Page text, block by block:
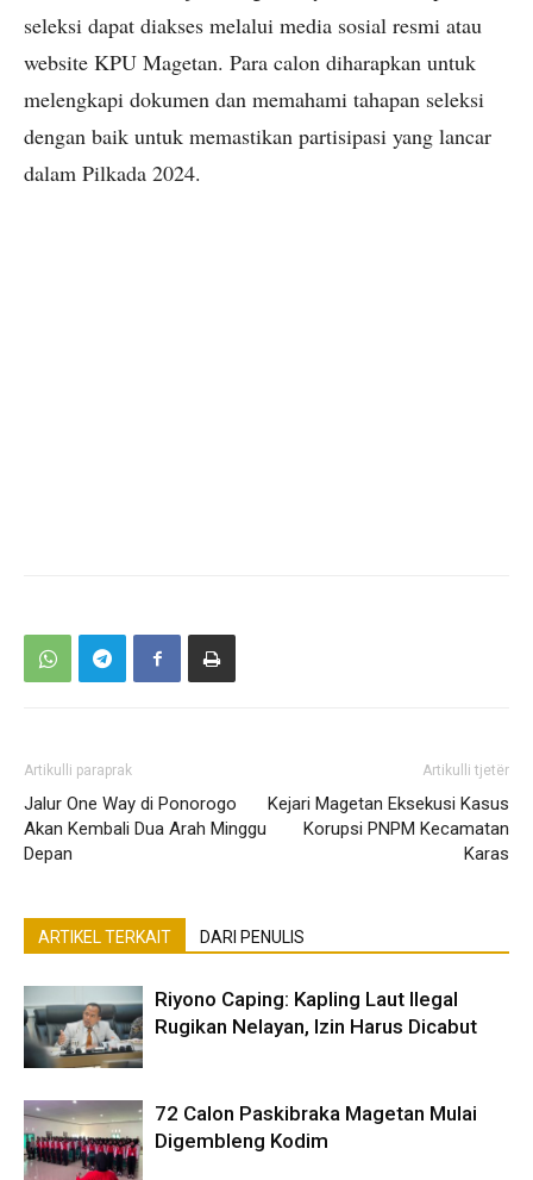
seleksi dapat diakses melalui media sosial resmi atau
website KPU Magetan. Para calon diharapkan untuk
melengkapi dokumen dan memahami tahapan seleksi
dengan baik untuk memastikan partisipasi yang lancar
dalam Pilkada 2024.
Artikulli paraprak
Jalur One Way di Ponorogo
Akan Kembali Dua Arah Minggu
Depan
Artikulli tjetër
Kejari Magetan Eksekusi Kasus
Korupsi PNPM Kecamatan
Karas
ARTIKEL TERKAIT DARI PENULIS
Riyono Caping: Kapling Laut Ilegal
Rugikan Nelayan, Izin Harus Dicabut
72 Calon Paskibraka Magetan Mulai
Digembleng Kodim